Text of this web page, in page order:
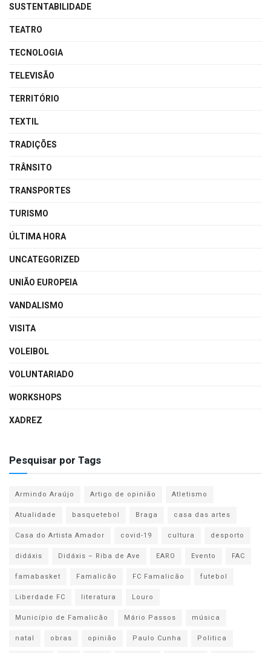
SUSTENTABILIDADE
TEATRO
TECNOLOGIA
TELEVISÃO
TERRITÓRIO
TEXTIL
TRADIÇÕES
TRÂNSITO
TRANSPORTES
TURISMO
ÚLTIMA HORA
UNCATEGORIZED
UNIÃO EUROPEIA
VANDALISMO
VISITA
VOLEIBOL
VOLUNTARIADO
WORKSHOPS
XADREZ
Pesquisar por Tags
Armindo Araújo Artigo de opinião
Atletismo
Atualidade
basquetebol Braga
casa das artes
Casa do Artista Amador
covid-19 cultura
desporto
didáxis
Didáxis – Riba de Ave EARO Evento
FAC
famabasket
Famalicão FC Famalicão
futebol
Liberdade FC
literatura
Louro
Município de Famalicão
Mário Passos
música
natal
obras opinião Paulo Cunha
Politica